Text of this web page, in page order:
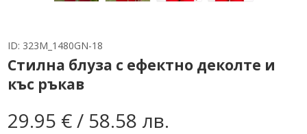
ID: 323M_1480GN-18
Стилна блуза с ефектно деколте и
къс ръкав
29.95 € / 58.58 лв.